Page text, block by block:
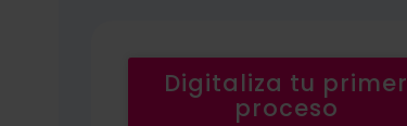
Digitaliza tu primer
proceso